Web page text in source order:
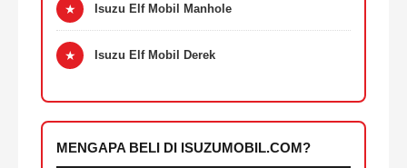
★ Isuzu Elf Mobil Manhole
★ Isuzu Elf Mobil Derek
MENGAPA BELI DI ISUZUMOBIL.COM?